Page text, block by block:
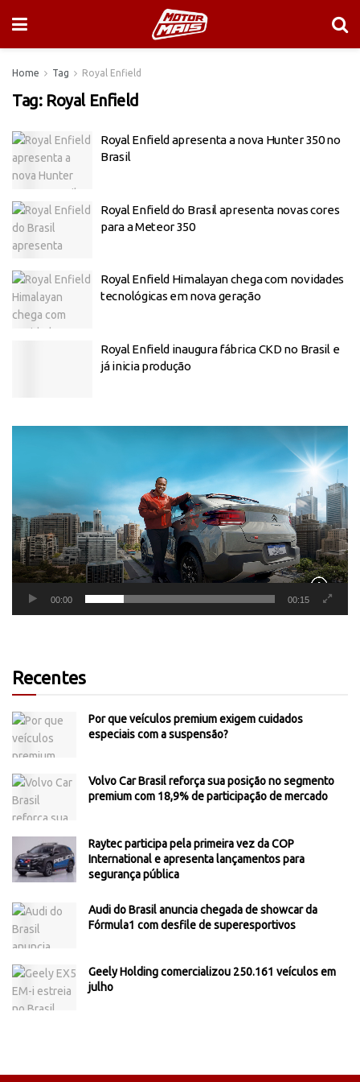
Home Tag Royal Enfield
Tag: Royal Enfield
Royal Enfield apresenta a nova Hunter 350 no
Brasil
Royal Enfield do Brasil apresenta novas cores
para a Meteor 350
Royal Enfield Himalayan chega com novidades
tecnológicas em nova geração
Royal Enfield inaugura fábrica CKD no Brasil e
já inicia produção
00:00 00:15
Recentes
Por que veículos premium exigem cuidados
especiais com a suspensão?
Volvo Car Brasil reforça sua posição no segmento
premium com 18,9% de participação de mercado
Raytec participa pela primeira vez da COP
International e apresenta lançamentos para
segurança pública
Audi do Brasil anuncia chegada de showcar da
Fórmula1 com desfile de superesportivos
Geely Holding comercializou 250.161 veículos em
julho